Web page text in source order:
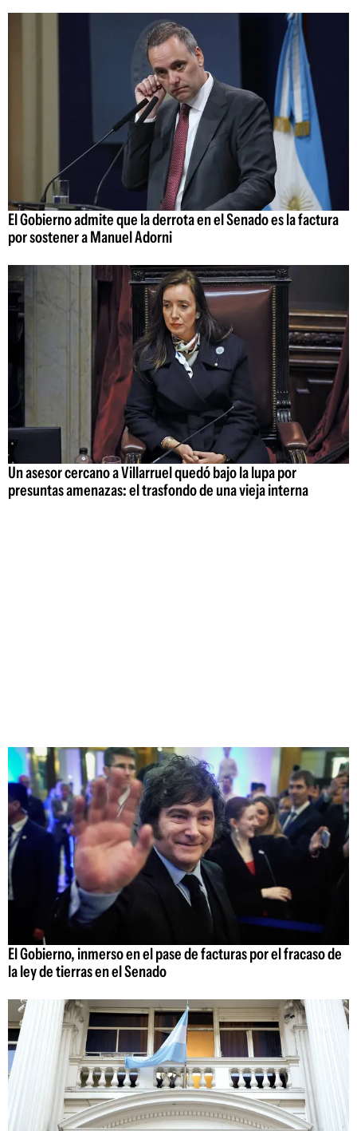
El Gobierno admite que la derrota en el Senado es la factura
por sostener a Manuel Adorni
Un asesor cercano a Villarruel quedó bajo la lupa por
presuntas amenazas: el trasfondo de una vieja interna
El Gobierno, inmerso en el pase de facturas por el fracaso de
la ley de tierras en el Senado